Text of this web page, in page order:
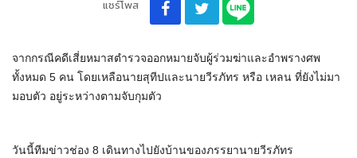
แชร์โพส
จากกรณีคดีเสี่ยหมาสตำรวจออกหมายจับผู้ร่วมฆ่าและอำพรางศพ
ทั้งหมด 5 คน โดยเหลือนายสุทีปและนายวีรภัทร หรือ เหลน ที่ยังไม่มา
มอบตัว อยู่ระหว่างตามจับกุมตัว
วันนี้ทีมข่าวช่อง 8 เดินทางไปยังบ้านของภรรยานายวีรภัทร